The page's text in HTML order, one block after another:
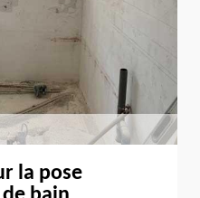
la pose